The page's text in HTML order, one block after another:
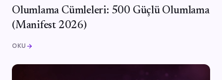
Olumlama Cümleleri: 500 Güçlü Olumlama
(Manifest 2026)
OKU arrow_forward